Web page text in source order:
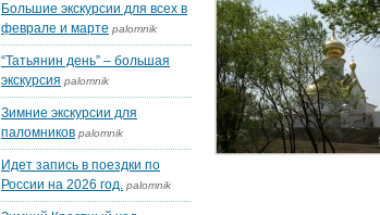
Большие экскурсии для всех в
феврале и марте palomnik
“Татьянин день” – большая
экскурсия palomnik
Зимние экскурсии для
паломников palomnik
Идет запись в поездки по
России на 2026 год. palomnik